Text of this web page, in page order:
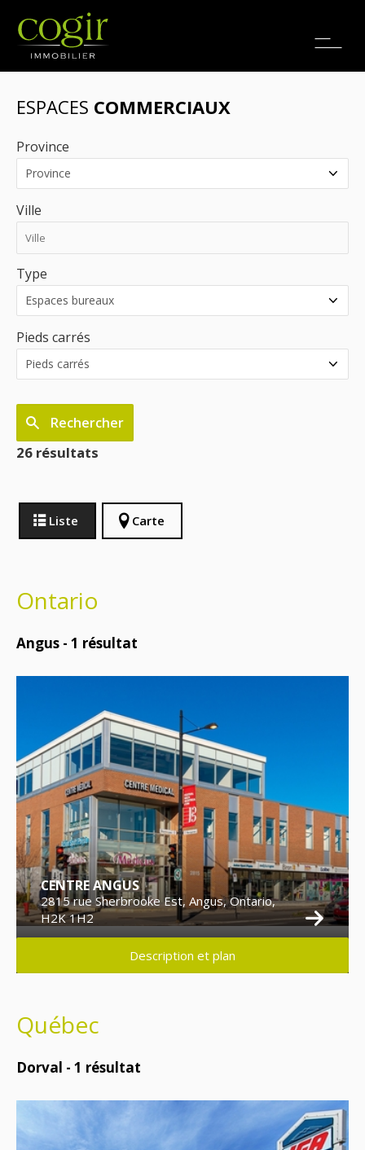
Emplois
ESPACES COMMERCIAUX
Province
Ville
Type
Pieds carrés
Rechercher
26 résultats
Liste Carte
Ontario
Angus - 1 résultat
CENTRE ANGUS
2815 rue Sherbrooke Est, Angus, Ontario,
H2K 1H2
Description et plan
Québec
Dorval - 1 résultat